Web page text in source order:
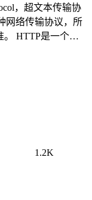
，超文本传输协
网络传输协议，所
。 HTTP是一个…
1.2K